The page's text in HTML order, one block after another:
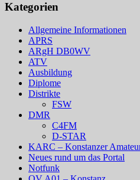
Kategorien
Allgemeine Informationen
APRS
ARgH DB0WV
ATV
Ausbildung
Diplome
Distrikte
FSW
DMR
C4FM
D-STAR
KARC – Konstanzer
Neues rund um das Portal
Notfunk